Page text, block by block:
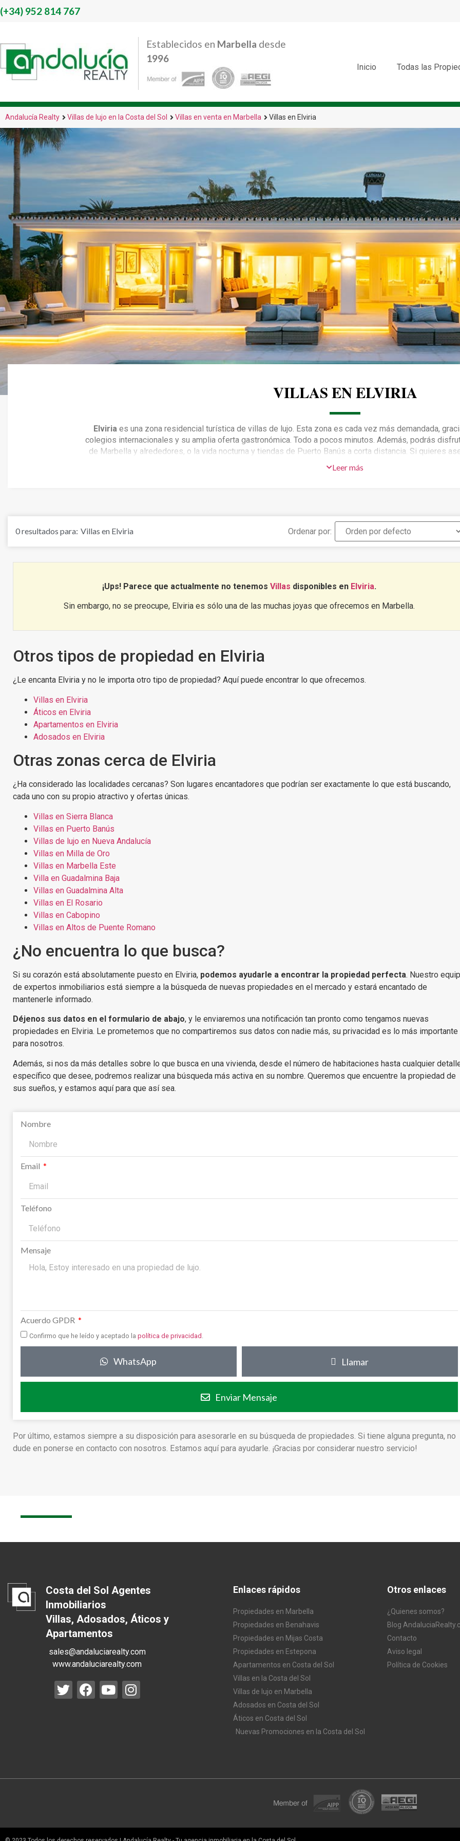
(+34) 952 814 767
Establecidos en Marbella desde
1996
Inicio Todas las
Andalucía Realty Villas de lujo en la Costa del Sol Villas en venta en Marbella Villas en Elviria
VILLAS EN ELVIRIA
Elviriaes una zona residencial turística de villas de lujo. Esta zona es cada vez más demandada,
colegios internacionales y su amplia oferta gastronómica. Todo a pocos minutos. Además, podrás
de Marbella y alrededores, o la vida nocturna y tiendas de Puerto Banús a corta distancia. Si quieres
los villas en Elviria es una zona ideal para ello, ya que tiene una demanda creciente, tanto residencial
en ascenso. ¿Quieres verlo por ti mismo?, Descubre
Leer más
0resultados para: Villas en Elviria Ordenar por:
¡Ups! Parece que actualmente no tenemos Villas disponibles en Elviria.
Sin embargo, no se preocupe, Elviria es sólo una de las muchas joyas que ofrecemos en Marbella.
Otros tipos de propiedad en Elviria
¿Le encanta Elviria y no le importa otro tipo de propiedad? Aquí puede encontrar lo que ofrecemos.
Villas en Elviria
Áticos en Elviria
Apartamentos en Elviria
Adosados en Elviria
Otras zonas cerca de Elviria
¿Ha considerado las localidades cercanas? Son lugares encantadores que podrían ser exactamente lo que está buscando,
cada uno con su propio atractivo y ofertas únicas.
Villas en Sierra Blanca
Villas en Puerto Banús
Villas de lujo en Nueva Andalucía
Villas en Milla de Oro
Villas en Marbella Este
Villa en Guadalmina Baja
Villas en Guadalmina Alta
Villas en El Rosario
Villas en Cabopino
Villas en Altos de Puente Romano
¿No encuentra lo que busca?
Si su corazón está absolutamente puesto en Elviria, podemos ayudarle a encontrar la propiedad perfecta. Nuestro
de expertos inmobiliarios está siempre a la búsqueda de nuevas propiedades en el mercado y estará encantado de
mantenerle informado.
Déjenos sus datos en el formulario de abajo, y le enviaremos una notificación tan pronto como tengamos nuevas
propiedades en Elviria. Le prometemos que no compartiremos sus datos con nadie más, su privacidad es lo más importante
para nosotros.
Además, si nos da más detalles sobre lo que busca en una vivienda, desde el número de habitaciones hasta cualquier
específico que desee, podremos realizar una búsqueda más activa en su nombre. Queremos que encuentre la propiedad de
sus sueños, y estamos aquí para que así sea.
Nombre
Email
Teléfono
Mensaje
Acuerdo GPDR
Confirmo que he leído y aceptado la política de privacidad
WhatsApp Llamar
Enviar Mensaje
Por último, estamos siempre a su disposición para asesorarle en su búsqueda de propiedades. Si tiene alguna pregunta, no
dude en ponerse en contacto con nosotros. Estamos aquí para ayudarle. ¡Gracias por considerar nuestro servicio!
Costa del Sol Agentes
Inmobiliarios
Villas, Adosados, Áticos y
Apartamentos
sales@andaluciarealty.com
www.andaluciarealty.com
Enlaces rápidos
Propiedades en Marbella
Propiedades en Benahavis
Propiedades en Mijas Costa
Propiedades en Estepona
Apartamentos en Costa del Sol
Villas en la Costa del Sol
Villas de lujo en Marbella
Adosados en Costa del Sol
Áticos en Costa del Sol
Nuevas Promociones en la Costa del Sol
Otros enlaces
¿Quienes somos?
Blog
Contacto
Aviso legal
Política de Cookies